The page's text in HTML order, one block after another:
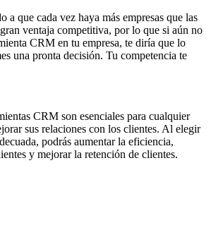
a que cada vez haya más empresas que las
ventaja competitiva, por lo que si aún no
CRM en tu empresa, te diría que lo
una pronta decisión. Tu competencia te
CRM son esenciales para cualquier
sus relaciones con los clientes. Al elegir
podrás aumentar la eficiencia,
y mejorar la retención de clientes.